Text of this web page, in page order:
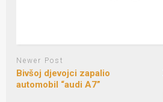
Newer Post
Bivšoj djevojci zapalio
automobil “audi A7”